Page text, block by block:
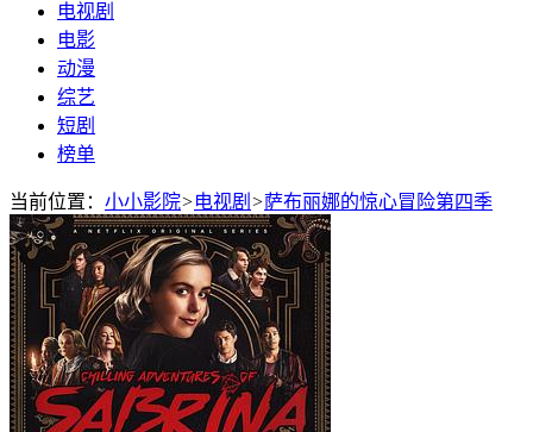
电视剧
电影
动漫
综艺
短剧
榜单
当前位置： 小小影院>电视剧 >萨布丽娜的惊心冒险第四季